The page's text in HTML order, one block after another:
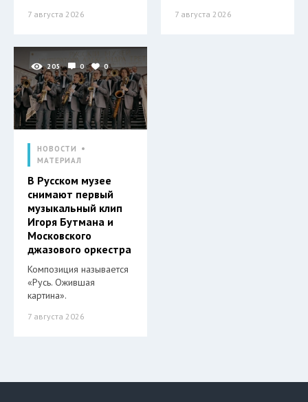
7 августа 2026 7 августа 2026
205 0 0
НОВОСТИ
МАТЕРИАЛ
В Русском музее
снимают первый
музыкальный клип
Игоря Бутмана и
Московского
джазового оркестра
Композиция называется
«Русь. Ожившая
картина».
7 августа 2026